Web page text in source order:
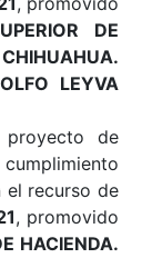
DE
.
LEYVA
de
el recurso de
, promovido
HACIENDA.